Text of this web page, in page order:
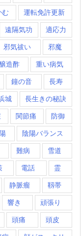
む 運転免許更新
遠隔気功 適応力
邪気祓い 邪魔
造酢 重い病気
鐘の音 長寿
城 長生きの秘訣
関節痛 防御
陰陽バランス
難病 雪道
電話 霊
静脈瘤 靱帯
響き 頑張り
頭痛 頭皮